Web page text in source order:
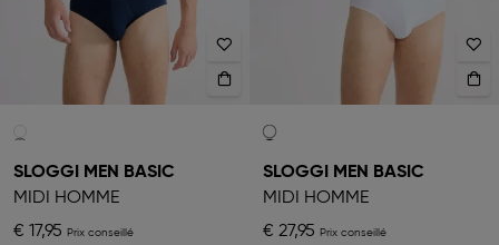
SLOGGI MEN BASIC
MIDI HOMME
€ 17,95
SLOGGI MEN BASIC
MIDI HOMME
€ 27,95